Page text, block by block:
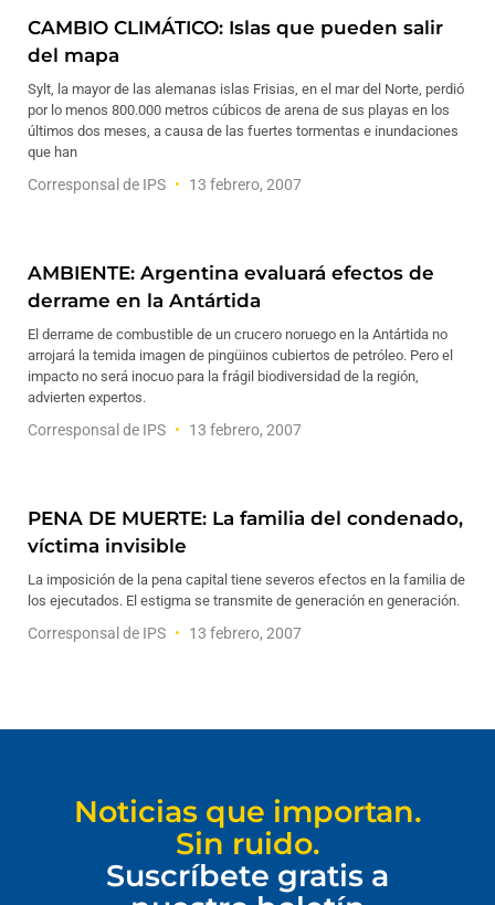
CAMBIO CLIMÁTICO: Islas que pueden salir
del mapa
Sylt, la mayor de las alemanas islas Frisias, en el mar del Norte, perdió
por lo menos 800.000 metros cúbicos de arena de sus playas en los
últimos dos meses, a causa de las fuertes tormentas e inundaciones
que han
Corresponsal de IPS 13 febrero, 2007
AMBIENTE: Argentina evaluará efectos de
derrame en la Antártida
El derrame de combustible de un crucero noruego en la Antártida no
arrojará la temida imagen de pingüinos cubiertos de petróleo. Pero el
impacto no será inocuo para la frágil biodiversidad de la región,
advierten expertos.
Corresponsal de IPS 13 febrero, 2007
PENA DE MUERTE: La familia del condenado,
víctima invisible
La imposición de la pena capital tiene severos efectos en la familia de
los ejecutados. El estigma se transmite de generación en generación.
Corresponsal de IPS 13 febrero, 2007
Noticias que importan.
Sin ruido.
Suscríbete gratis a